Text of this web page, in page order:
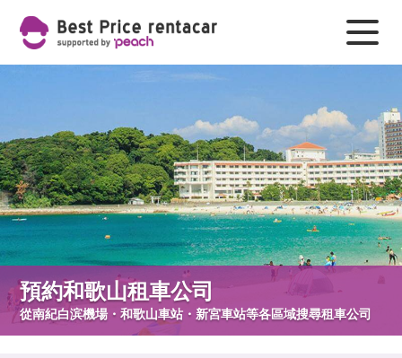
預約和歌山租車公司
從南紀白滨機場・和歌山車站・新宮車站等各區域搜尋租車公司